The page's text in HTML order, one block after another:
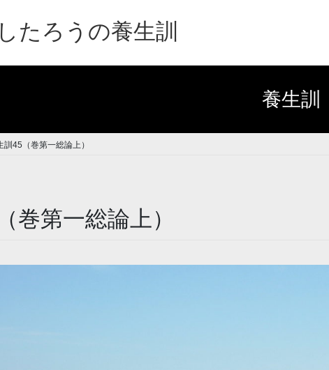
たろうの養生訓
養生訓
訓45（巻第一総論上）
巻第一総論上）